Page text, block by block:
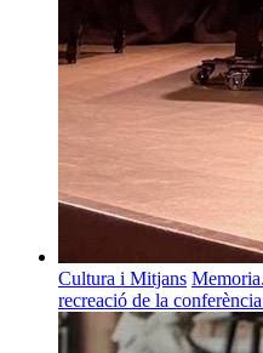
Cultura i Mitjans
recreació de la